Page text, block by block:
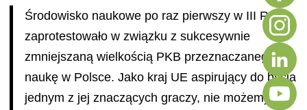
Środowisko naukowe po raz pierwszy w III RP
zaprotestowało w związku z sukcesywnie
zmniejszaną wielkością PKB przeznaczanego na
naukę w Polsce. Jako kraj UE aspirujący do bycia
jednym z jej znaczących graczy, nie możemy